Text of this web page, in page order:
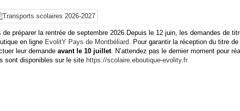
préparer la rentrée de septembre 2026.Depuis le 12 juin, les demandes de
en ligne EvolitY Pays de Montbéliard. Pour garantir la réception du titre de
leur demande avant le 10 juillet. N’attendez pas le dernier moment pour
sont disponibles sur le site https://scolaire.eboutique-evolity.fr